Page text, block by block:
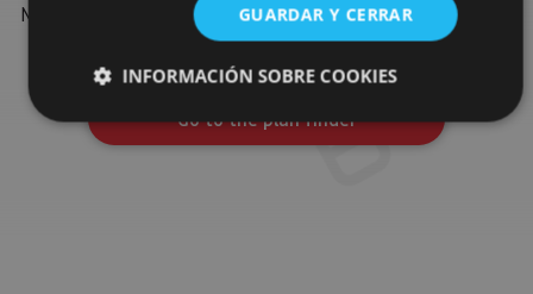
Navarre: organised activities, tours and the most important
events in the calendar.
Go to the plan finder
GUARDAR Y CERRAR
INFORMACIÓN SOBRE COOKIES